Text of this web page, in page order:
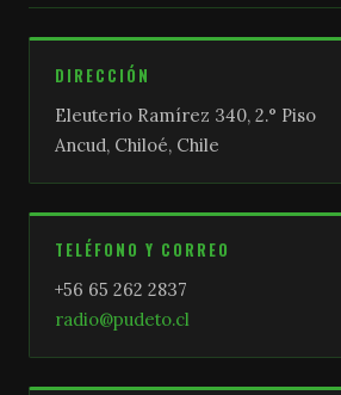
DIRECCIÓN
Eleuterio Ramírez 340, 2.° Piso
Ancud, Chiloé, Chile
TELÉFONO Y CORREO
+56 65 262 2837
radio@pudeto.cl